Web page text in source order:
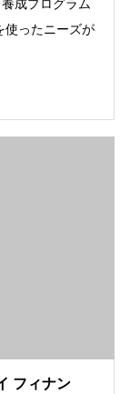
成プログラム
使ったニーズが
フィナン